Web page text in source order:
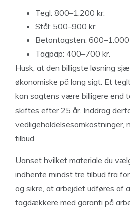
Tegl: 800–1.200 kr.
Stål: 500–900 kr.
Betontagsten: 600–1.000
Tagpap: 400–700 kr.
Husk, at den billigste løsning
økonomiske på lang sigt. Et
kan sagtens være billigere end
skiftes efter 25 år. Inddrag
vedligeholdelsesomkostninger,
tilbud.
Uanset hvilket materiale du
indhente mindst tre tilbud fra
og sikre, at arbejdet udføres af
tagdækkere med garanti på